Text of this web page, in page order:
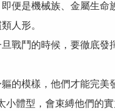
便是機械族、金屬生命
人形。
鬥的時候，要徹底發
模樣，他們才能完美
體型，會束縛他們的實